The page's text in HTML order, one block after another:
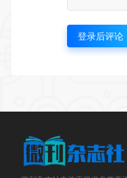
登录后评论